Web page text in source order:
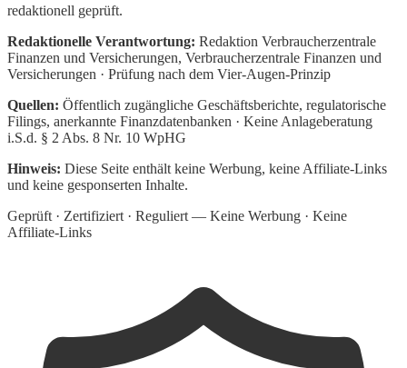
redaktionell geprüft.
Redaktionelle Verantwortung: Redaktion Verbraucherzentrale
Finanzen und Versicherungen, Verbraucherzentrale Finanzen und
Versicherungen · Prüfung nach dem Vier-Augen-Prinzip
Quellen: Öffentlich zugängliche Geschäftsberichte, regulatorische
Filings, anerkannte Finanzdatenbanken · Keine Anlageberatung
i.S.d. § 2 Abs. 8 Nr. 10 WpHG
Hinweis: Diese Seite enthält keine Werbung, keine Affiliate-Links
und keine gesponserten Inhalte.
Geprüft · Zertifiziert · Reguliert — Keine Werbung · Keine
Affiliate-Links